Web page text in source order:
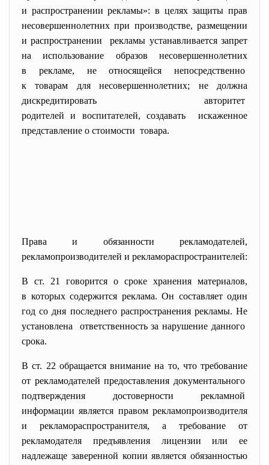
и распространении рекламы»: в целях защиты прав
несовершеннолетних при производстве, размещении
и распространении рекламы устанавливается запрет
на использование образов несовершеннолетних
в рекламе, не относящейся непосредственно
к товарам длянесовершеннолетних; не должна
дискредитировать авторитет
родителей и воспитателей, создавать искаженное
представление о стоимости товара.
Права и обязанности рекламодателей,
рекламопроизводителей и рекламораспространителей:
В ст. 21 говорится о сроке хранения материалов,
в которых содержится реклама. Он составляет один
год со дня последнего распространения рекламы. Не
установлена ответственность за нарушение данного
срока.
В ст. 22 обращается внимание на то, что требование
от рекламодателей предоставления документального
подтверждения достоверности рекламной
информации является правом рекламопроизводителя
и рекламораспространителя, а требование от
рекламодателя предъявления лицензии или ее
надлежаще заверенной копии является обязанностью